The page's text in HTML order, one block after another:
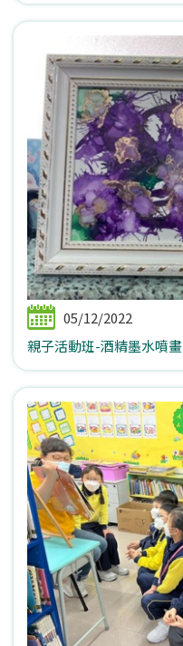
05/12/2022
親子活動班-酒精墨水噴畫